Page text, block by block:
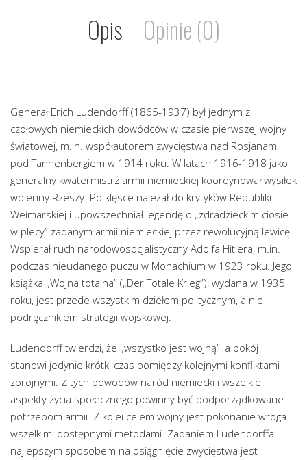
Opis Opinie (0)
Generał Erich Ludendorff (1865-1937) był jednym z
czołowych niemieckich dowódców w czasie pierwszej wojny
światowej, m.in. współautorem zwycięstwa nad Rosjanami
pod Tannenbergiem w 1914 roku. W latach 1916-1918 jako
generalny kwatermistrz armii niemieckiej koordynował wysiłek
wojenny Rzeszy. Po klęsce należał do krytyków Republiki
Weimarskiej i upowszechniał legendę o „zdradzieckim ciosie
w plecy” zadanym armii niemieckiej przez rewolucyjną lewicę.
Wspierał ruch narodowosocjalistyczny Adolfa Hitlera, m.in.
podczas nieudanego puczu w Monachium w 1923 roku. Jego
książka „Wojna totalna” („Der Totale Krieg”), wydana w 1935
roku, jest przede wszystkim dziełem politycznym, a nie
podręcznikiem strategii wojskowej.
Ludendorff twierdzi, że „wszystko jest wojną”, a pokój
stanowi jedynie krótki czas pomiędzy kolejnymi konfliktami
zbrojnymi. Z tych powodów naród niemiecki i wszelkie
aspekty życia społecznego powinny być podporządkowane
potrzebom armii. Z kolei celem wojny jest pokonanie wroga
wszelkimi dostępnymi metodami. Zadaniem Ludendorffa
najlepszym sposobem na osiągnięcie zwycięstwa jest